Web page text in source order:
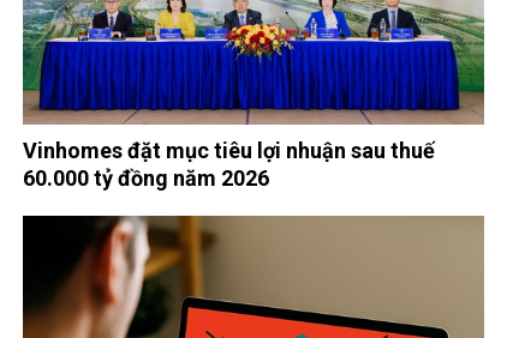
Vinhomes đặt mục tiêu lợi nhuận sau thuế
60.000 tỷ đồng năm 2026